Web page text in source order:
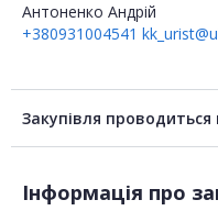
Антоненко Андрій
+380931004541
Закупівля проводиться
Інформація про